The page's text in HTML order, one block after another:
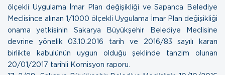
ölçekli Uygulama İmar Plan değişikliği ve Sapanca Belediye
Meclisince alınan 1/1000 ölçekli Uygulama İmar Plan değişikliği
onama yetkisinin Sakarya Büyükşehir Belediye Meclisine
devrine yönelik 03.10.2016 tarih ve 2016/83 sayılı kararı
birlikte kabulünün uygun olduğu şeklinde tanzim olunan
20/01/2017 tarihli Komisyon raporu.